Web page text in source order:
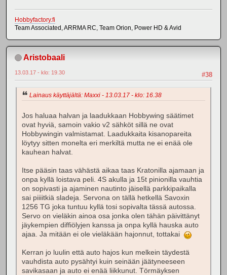
Hobbyfactory.fi
Team Associated, ARRMA RC, Team Orion, Power HD & Avid
Aristobaali
#38
13.03.17 - klo: 19.30
Lainaus käyttäjältä: Maxxi - 13.03.17 - klo: 16.38
Jos haluaa halvan ja laadukkaan Hobbywing säätimet
ovat hyviä, samoin vakio v2 sähköt sillä ne ovat
Hobbywingin valmistamat. Laadukkaita kisanopareita
löytyy sitten monelta eri merkiltä mutta ne ei enää ole
kauhean halvat.
Itse pääsin taas vähästä aikaa taas Kratonilla ajamaan ja
onpa kyllä loistava peli. 4S akulla ja 15t pinionilla vauhtia
on sopivasti ja ajaminen nautinto jäisellä parkkipaikalla
sai piiiitkiä sladeja. Servona on tällä hetkellä Savoxin
1256 TG joka tuntuu kyllä tosi sopivalta tässä autossa.
Servo on vieläkin ainoa osa jonka olen tähän päivittänyt
jäykempien diffiölyjen kanssa ja onpa kyllä hauska auto
ajaa. Ja mitään ei ole vieläkään hajonnut, tottakai
Kerran jo luulin että auto hajos kun melkein täydestä
vauhdista auto pysähtyi kuin seinään jäätyneeseen
savikasaan ja auto ei enää liikkunut. Törmäyksen